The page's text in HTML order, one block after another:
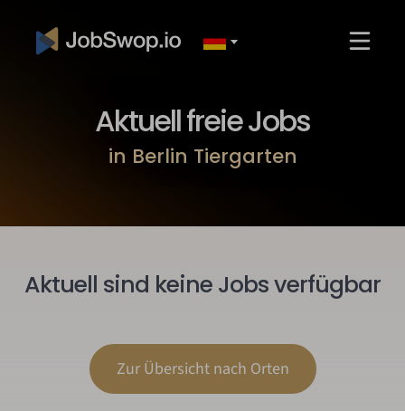
Aktuell freie Jobs
in Berlin Tiergarten
Aktuell sind keine Jobs verfügbar
Zur Übersicht nach Orten